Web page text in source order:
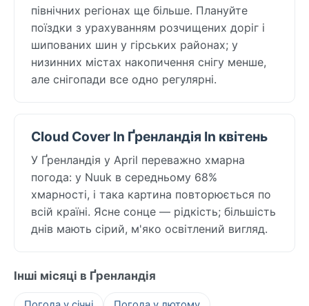
північних регіонах ще більше. Плануйте
поїздки з урахуванням розчищених доріг і
шипованих шин у гірських районах; у
низинних містах накопичення снігу менше,
але снігопади все одно регулярні.
Cloud Cover In Ґренландія In квітень
У Ґренландія у April переважно хмарна
погода: у Nuuk в середньому 68%
хмарності, і така картина повторюється по
всій країні. Ясне сонце — рідкість; більшість
днів мають сірий, м'яко освітлений вигляд.
Інші місяці в Ґренландія